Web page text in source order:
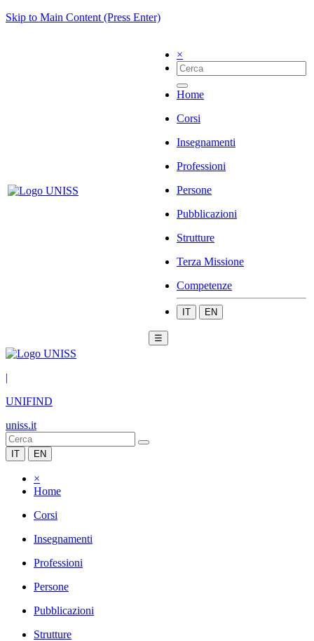
Skip to Main Content (Press Enter)
×
Home
Corsi
Insegnamenti
Professioni
Persone
Pubblicazioni
Strutture
Terza Missione
Competenze
IT EN
☰
|
UNIFIND
uniss.it
IT EN
×
Home
Corsi
Insegnamenti
Professioni
Persone
Pubblicazioni
Strutture